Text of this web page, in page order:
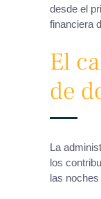
desde el
financiera
El
de
La
los
las